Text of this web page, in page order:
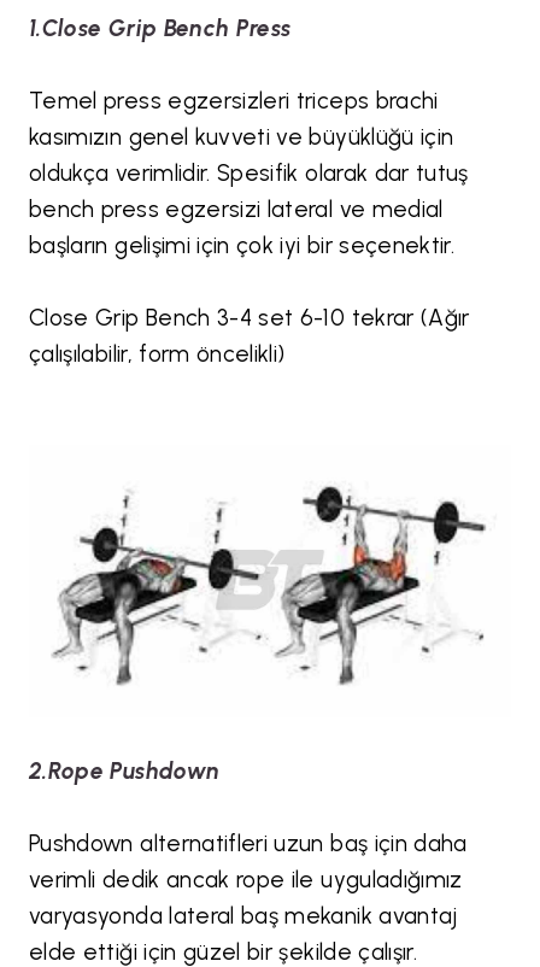
1.Close Grip Bench Press
Temel press egzersizleri triceps brachi
kasımızın genel kuvveti ve büyüklüğü için
oldukça verimlidir. Spesifik olarak dar tutuş
bench press egzersizi lateral ve medial
başların gelişimi için çok iyi bir seçenektir.
Close Grip Bench 3-4 set 6-10 tekrar (Ağır
çalışılabilir, form öncelikli)
2.Rope Pushdown
Pushdown alternatifleri uzun baş için daha
verimli dedik ancak rope ile uyguladığımız
varyasyonda lateral baş mekanik avantaj
elde ettiği için güzel bir şekilde çalışır.